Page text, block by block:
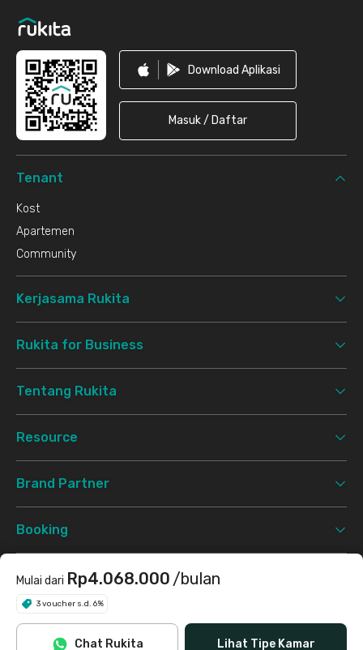
Mulai dari Rp4.068.000 /bulan
3 voucher s.d. 6%
Lihat Tipe Kamar
Chat Rukita
Download Aplikasi
Masuk / Daftar
Tenant
Kost
Apartemen
Community
Kerjasama Rukita
Rukita for Business
Tentang Rukita
Resource
Brand Partner
Booking
Support
Syarat & Ketentuan Kebijakan Privasi